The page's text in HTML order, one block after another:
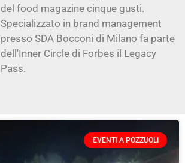
del food magazine cinque gusti.
Specializzato in brand management
presso SDA Bocconi di Milano fa parte
dell'Inner Circle di Forbes il Legacy
Pass.
EVENTI A POZZUOLI